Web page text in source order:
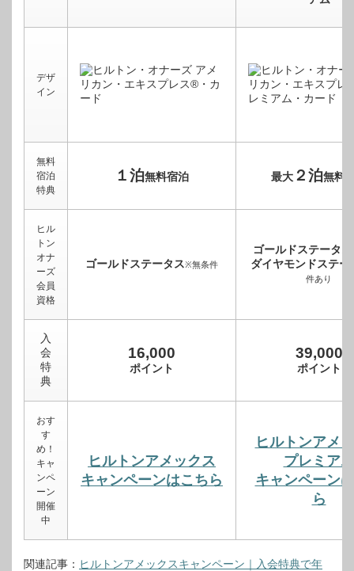
デザ
イン
無料
宿泊
特典
１泊無料宿泊 最大２泊無料
ヒル
トン
オナ
ーズ
会員
資格
ゴールドステータス※無条件
ゴールドステータス
ダイヤモンドステー
件あり
入
会
特
典
16,000
ポイント
39,000
ポイント
おす
す
め！
キャ
ンペ
ーン
開催
中
ヒルトンアメックス
キャンペーンはこちら
ヒルトンアメ
プレミアム
キャンペーン
ら
関連記事： ヒルトンアメックスキャンペーン｜入会特典で年